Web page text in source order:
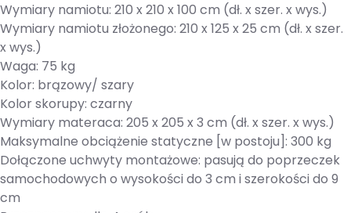
Wymiary namiotu: 210 x 210 x 100 cm (dł. x szer. x wys.)
Wymiary namiotu złożonego: 210 x 125 x 25 cm (dł. x szer.
x wys.)
Waga: 75 kg
Kolor: brązowy/ szary
Kolor skorupy: czarny
Wymiary materaca: 205 x 205 x 3 cm (dł. x szer. x wys.)
Maksymalne obciążenie statyczne [w postoju]: 300 kg
Dołączone uchwyty montażowe: pasują do poprzeczek
samochodowych o wysokości do 3 cm i szerokości do 9
cm